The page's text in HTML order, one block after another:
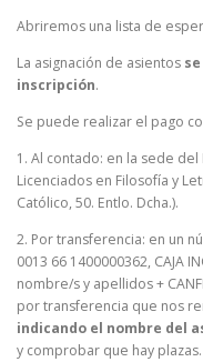
Abriremos una lista de
La asignación de asientos
inscripción.
Se puede realizar el pago
1. Al contado: en la sede
Licenciados en Filosofía y
Católico, 50. Entlo. Dcha.).
2. Por transferencia: en un
0013 66 1400000362, CAJA
nombre/s y apellidos +
por transferencia que nos
indicando el nombre del
y comprobar que hay plazas.